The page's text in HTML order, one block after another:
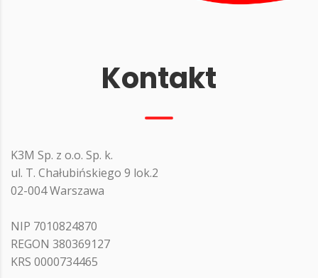
Kontakt
K3M Sp. z o.o. Sp. k.
ul. T. Chałubińskiego 9 lok.2
02-004 Warszawa
NIP 7010824870
REGON 380369127
KRS 0000734465